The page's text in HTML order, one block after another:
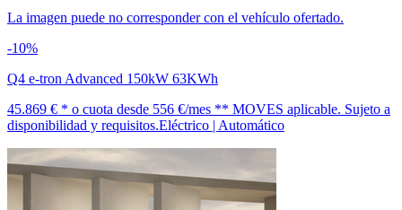
La imagen puede no corresponder con el vehículo ofertado.
-10%
Q4 e-tron Advanced 150kW 63KWh
45.869 € * o cuota desde 556 €/mes ** MOVES aplicable. Sujeto a
disponibilidad y requisitos.Eléctrico | Automático